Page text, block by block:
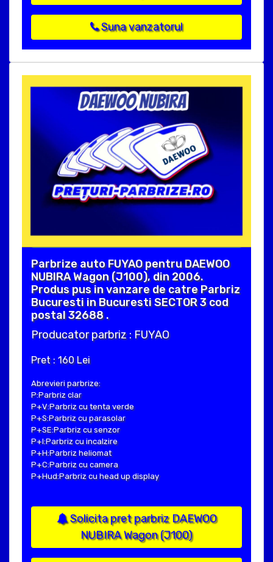
Suna vanzatorul
Parbrize auto FUYAO pentru DAEWOO
NUBIRA Wagon (J100), din 2006.
Produs pus in vanzare de catre Parbriz
Bucuresti in Bucuresti SECTOR 3 cod
postal 32688 .
Producator parbriz : FUYAO
Pret : 160 Lei
Abrevieri parbrize:
P:Parbriz clar
P+V:Parbriz cu tenta verde
P+S:Parbriz cu parasolar
P+SE:Parbriz cu senzor
P+I:Parbriz cu incalzire
P+H:Parbriz heliomat
P+C:Parbriz cu camera
P+Hud:Parbriz cu head up display
Solicita pret parbriz DAEWOO
NUBIRA Wagon (J100)